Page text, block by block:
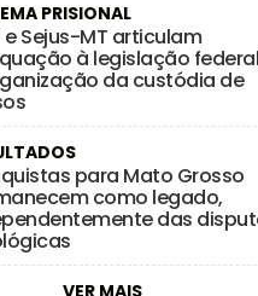
PRISIONAL
e Sejus-MT articulam
à legislação
da custódia de
para Mato Grosso
como legado,
das